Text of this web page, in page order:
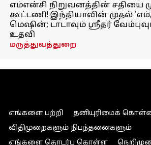
எம்என்சி நிறுவனத்தின் சதியை
கூட்டணி! இந்தியாவின் முதல்
மெஷின்; டாடாவும் ஸ்ரீதர்
உதவி
மருத்துவத்துறை
எங்களை பற்றி
தனியுரிமைக்
விதிமுறைகளும் நிபந்தனைகளும்
எங்களை தொடர்பு கொள்ள